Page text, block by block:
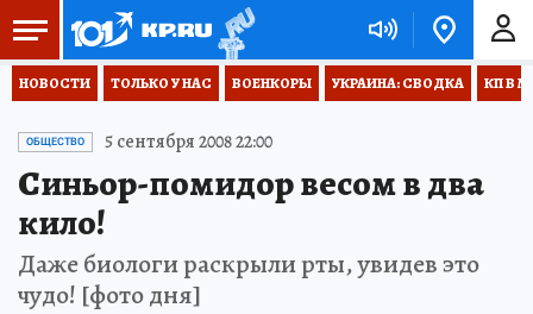
НОВОСТИ ТОЛЬКО У НАС ВОЕНКОРЫ УКРАИНА: СВОДКА КП В
ОБЩЕСТВО 5 сентября 2008 22:00
Синьор-помидор весом в два
кило!
Даже биологи раскрыли рты, увидев это
чудо! [фото дня]